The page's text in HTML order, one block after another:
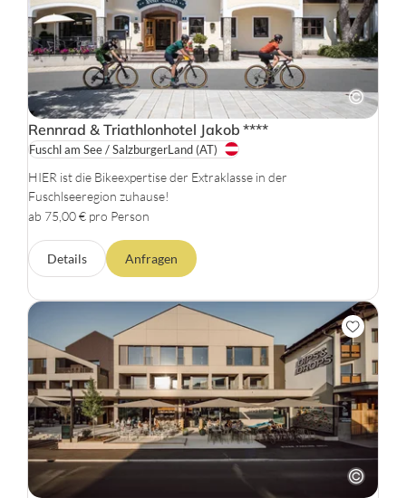
Rennrad & Triathlonhotel Jakob ****
Fuschl am See / SalzburgerLand (AT)
HIER ist die Bikeexpertise der Extraklasse in der
Fuschlseeregion zuhause!
ab 75,00 € pro Person
Details Anfragen